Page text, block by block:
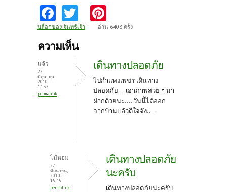
Fa
ce
b
k
w
itt
nt
es
t
บล็อกของ จันทร์เจ้า อ่าน 6408 ครั้ง
ความเห็น
แจ้ว
27
มิถุนายน,
2010 -
14:37
permalink
เดินทางปลอดภัย
ไปกำแพงเพชร เดินทาง
ปลอดภัย....เอาภาพสวย ๆ มา
ฝากด้วยนะ.... วันนี้ได้ออก
จากบ้านแล้วดีใจจัง.....
ไม้หอม
27
มิถุนายน,
2010 -
16:45
permalink
เดินทางปลอดภัย
นะครับ
เดินทางปลอดภัยนะครับ